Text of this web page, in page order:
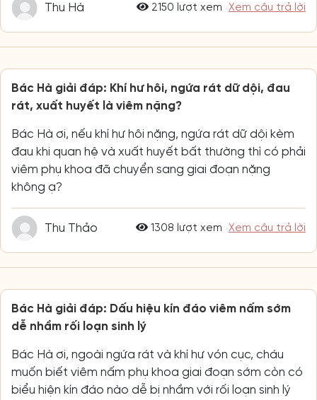
Thu Hà 2150 lượt xem Xem câu trả lời
Bác Hà giải đáp: Khí hư hôi, ngứa rát dữ dội, đau
rát, xuất huyết là viêm nặng?
Bác Hà ơi, nếu khí hư hôi nặng, ngứa rát dữ dội kèm
đau khi quan hệ và xuất huyết bất thường thì có phải
viêm phụ khoa đã chuyển sang giai đoạn nặng
không ạ?
Thu Thảo 1308 lượt xem Xem câu trả lời
Bác Hà giải đáp: Dấu hiệu kín đáo viêm nấm sớm
dễ nhầm rối loạn sinh lý
Bác Hà ơi, ngoài ngứa rát và khí hư vón cục, cháu
muốn biết viêm nấm phụ khoa giai đoạn sớm còn có
biểu hiện kín đáo nào dễ bị nhầm với rối loạn sinh lý